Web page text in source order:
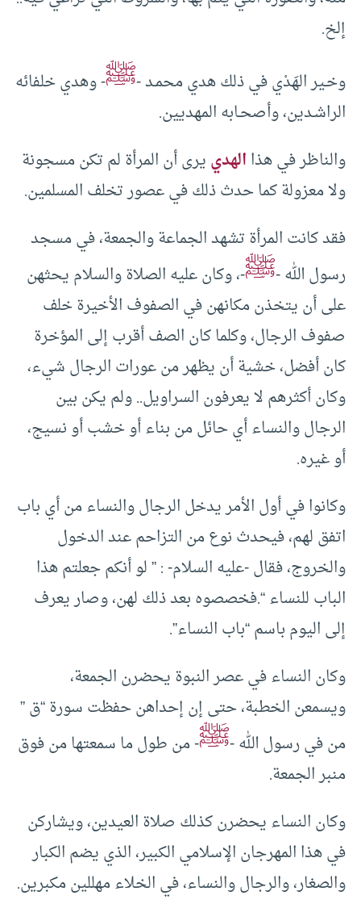
إلخ.
وخـير الهَدْي في ذلك هدي محمـد -ﷺ- وهدي خلفائه
الراشـدين، وأصحـابه المهديين.
والناظر في هذاالهدييرى أن المرأة لم تكن مسجونة
ولا معزولة كما حدث ذلك في عصور تخلف المسلمين.
فقد كانت المرأة تشهد الجماعة والجمعة، في مسجد
رسول الله -ﷺ-، وكان عليه الصلاة والسلام يحثهن
على أن يتخذن مكانهن في الصفوف الأخيرة خلف
صفوف الرجال، وكلما كان الصف أقرب إلى المؤخرة
كان أفضل، خشية أن يظهر من عورات الرجال شيء،
وكان أكثرهم لا يعرفون السراويل.. ولم يكن بين
الرجال والنساء أي حائل من بناء أو خشب أو نسيج،
أو غيره.
وكانوا في أول الأمر يدخل الرجال والنساء من أي باب
اتفق لهم، فيحدث نوع من التزاحم عند الدخول
والخروج، فقال -عليه السلام- : ” لو أنكم جعلتم هذا
الباب للنساء “.فخصصوه بعد ذلك لهن، وصار يعرف
إلى اليوم باسم “باب النساء”.
وكان النساء في عصر النبوة يحضرن الجمعة،
ويسمعن الخطبة، حتى إن إحداهن حفظت سورة “ق ”
من في رسول الله -ﷺ- من طول ما سمعتها من فوق
منبر الجمعة.
وكان النساء يحضرن كذلك صلاة العيدين، ويشاركن
في هذا المهرجان الإسلامي الكبير، الذي يضم الكبار
والصغار، والرجال والنساء، في الخلاء مهللين مكبرين.